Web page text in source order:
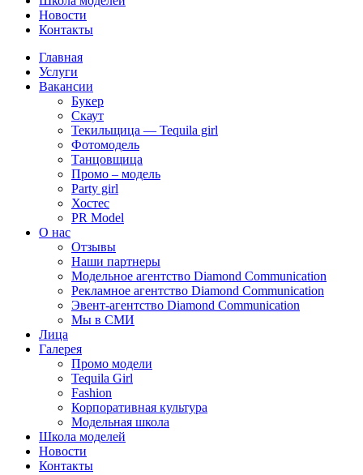
Новости
Контакты
Главная
Услуги
Вакансии
Букер
Скаут
Текильщица — Tequila girl
Фотомодель
Танцовщица
Промо – модель
Party girl
Хостес
PR Model
О нас
Отзывы
Наши партнеры
Модельное агентство Diamond Communication
Рекламное агентство Diamond Communication
Эвент-агентство Diamond Communication
Мы в СМИ
Лица
Галерея
Промо модели
Tequila Girl
Fashion
Корпоративная культура
Модельная школа
Школа моделей
Новости
Контакты